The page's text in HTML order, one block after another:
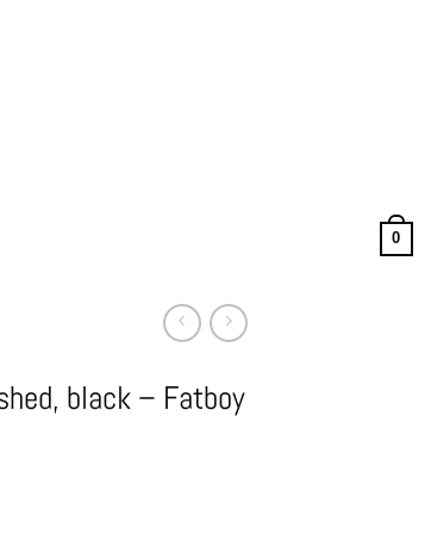
0
black – Fatboy